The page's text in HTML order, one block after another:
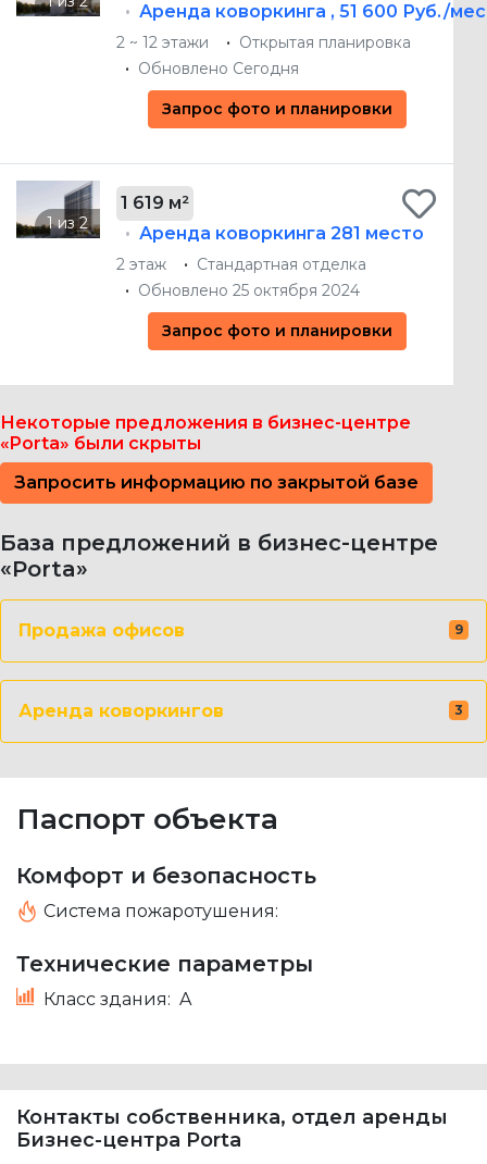
Аренда коворкинга ,51 600 Руб./
2 ~ 12 этажи
Открытая планировка
Обновлено Сегодня
Запрос фото и планировки
1 619 м²
Аренда коворкинга281 место
2 этаж
Стандартная отделка
Обновлено 25 октября 2024
Запрос фото и планировки
Некоторые предложения в бизнес-центре
«Porta» были скрыты
Запросить информацию по закрытой базе
База предложений в бизнес-центре
«Porta»
Продажа офисов 9
Аренда коворкингов 3
Паспорт объекта
Комфорт и безопасность
Система пожаротушения:
Технические параметры
Класс здания: A
Контакты собственника, отдел аренды
Бизнес-центра Porta